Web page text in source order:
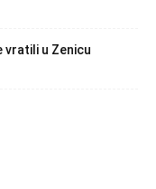
vratili u Zenicu